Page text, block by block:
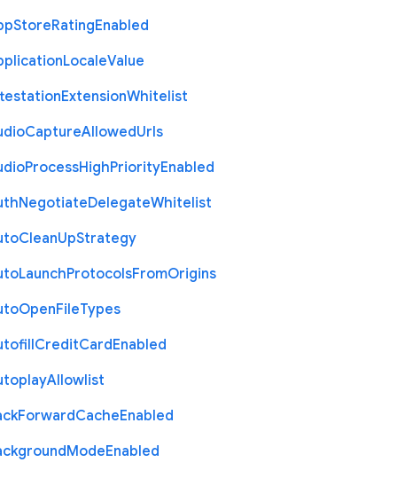
StoreRatingEnabled
LocaleValue
ExtensionWhitelist
CaptureAllowedUrls
ProcessHighPriorityEnabled
NegotiateDelegateWhitelist
CleanUpStrategy
LaunchProtocolsFromOrigins
OpenFileTypes
CreditCardEnabled
Allowlist
ForwardCacheEnabled
ModeEnabled